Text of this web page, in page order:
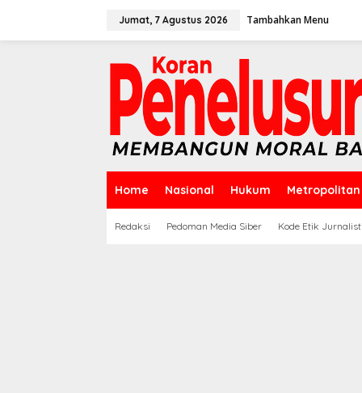
Jumat, 7 Agustus 2026 Tambahkan Menu
Home Nasional Hukum Metropolitan
Redaksi Pedoman Media Siber Kode Etik